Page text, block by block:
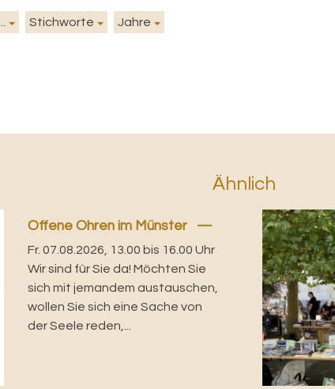
Stichworte Jahre
Ähnlich
Offene Ohren im Münster
Fr. 07.08.2026, 13.00 bis 16.00 Uhr
Wir sind für Sie da! Möchten Sie
sich mit jemandem austauschen,
wollen Sie sich eine Sache von
der Seele reden,...